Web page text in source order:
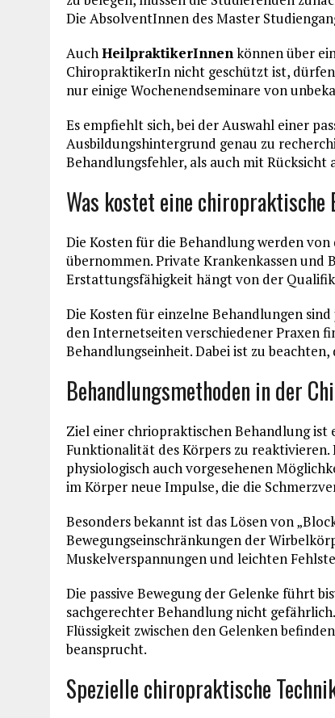
Die AbsolventInnen des Master
AuchHeilpraktikerInnenkönnen über
ChiropraktikerIn nicht geschützt ist,
nur einige Wochenendseminare von
Es empfiehlt sich, bei der Auswahl einer
Ausbildungshintergrund genau zu
Behandlungsfehler, als auch mit
Was kostet eine chiropraktische
Die Kosten für die Behandlung werden
übernommen. Private Krankenkassen und
Erstattungsfähigkeit hängt von der
Die Kosten für einzelne Behandlungen
den Internetseiten verschiedener Praxen
Behandlungseinheit. Dabei ist zu
Behandlungsmethoden in der
Ziel einer chriopraktischen Behandlung
Funktionalität des Körpers zu
physiologisch auch vorgesehenen
im Körper neue Impulse, die die
Besonders bekannt ist das Lösen von
Bewegungseinschränkungen der
Muskelverspannungen und leichten
Die passive Bewegung der Gelenke führt
sachgerechter Behandlung nicht
Flüssigkeit zwischen den Gelenken
beansprucht.
Spezielle chiropraktische